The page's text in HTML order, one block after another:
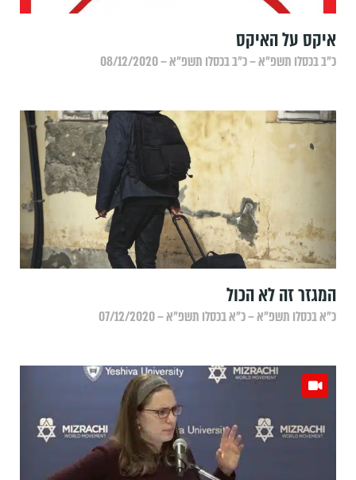
איקס על האיקס
כ״ב בכסלו תשפ״א – כ״ב בכסלו תשפ״א – 08/12/2020
המגזר זה לא הכול
כ״א בכסלו תשפ״א – כ״א בכסלו תשפ״א – 07/12/2020